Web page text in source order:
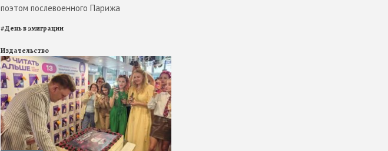
поэтом послевоенного Парижа
#День в эмиграции
Издательство